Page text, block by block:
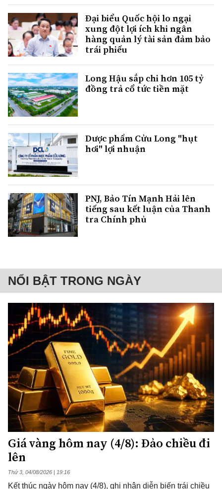
Đại biểu Quốc hội lo ngại
xung đột lợi ích khi ngân
hàng quản lý tài sản đảm bảo
trái phiếu
Long Hậu sắp chi hơn 105 tỷ
đồng trả cổ tức tiền mặt
Dược phẩm Cửu Long "hụt
hơi" lợi nhuận
PNJ, Bảo Tín Mạnh Hải lên
tiếng sau kết luận của Thanh
tra Chính phủ
NỔI BẬT TRONG NGÀY
Giá vàng hôm nay (4/8): Đảo chiều đi
lên
Thứ 3, 04/08/2026 | 19:16
Kết thúc ngày hôm nay (4/8), ghi nhận diễn biến trái chiều